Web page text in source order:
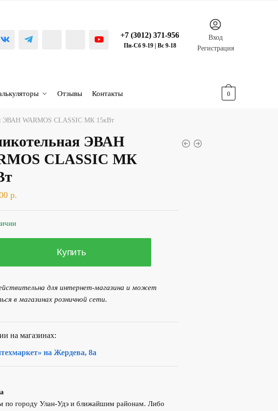
+7 (3012) 371-956
Пн-Сб 9-19 | Вс 9-18
Вход
Регистрация
Отзывы Контакты 0
ЭВАН WARMOS CLASSIC МК 15кВт
ЭВАН
CLASSIC МК
р.
Купить
для интернет-магазина и может
в магазинах розничной сети.
на магазинах:
на Жердева, 8а
по городу Улан-Удэ и ближайшим районам. Либо